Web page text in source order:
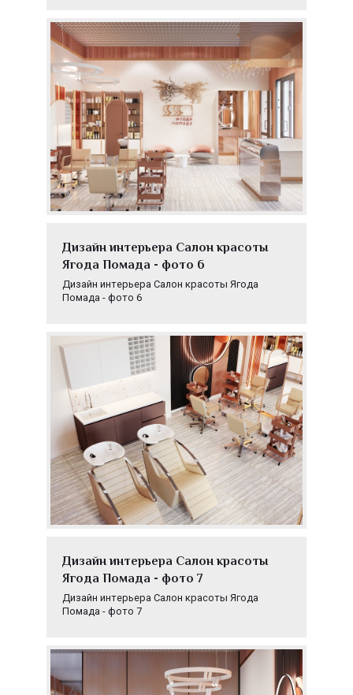
Дизайн интерьера Салон красоты
Ягода Помада - фото 6
Дизайн интерьера Салон красоты Ягода
Помада - фото 6
Дизайн интерьера Салон красоты
Ягода Помада - фото 7
Дизайн интерьера Салон красоты Ягода
Помада - фото 7